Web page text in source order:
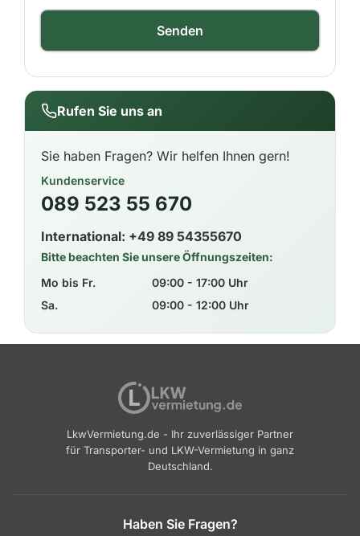
Rufen Sie uns an
Sie haben Fragen? Wir helfen Ihnen gern!
Kundenservice
089 523 55 670
International: +49 89 54355670
Bitte beachten Sie unsere Öffnungszeiten:
Mo bis Fr.
09:00 - 17:00 Uhr
Sa.
09:00 - 12:00 Uhr
LkwVermietung.de - Ihr zuverlässiger Partner
für Transporter- und LKW-Vermietung in ganz
Deutschland.
Haben Sie Fragen?